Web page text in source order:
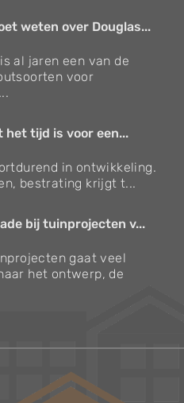
weten over Douglas...
al jaren een van de
voor
het tijd is voor een...
in ontwikkeling.
bestrating krijgt t...
bij tuinprojecten v...
gaat veel
het ontwerp, de